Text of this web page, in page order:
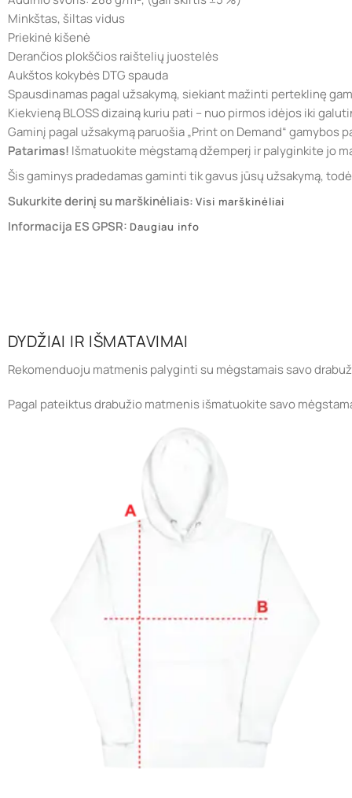
Minkštas, šiltas vidus
Priekinė kišenė
Derančios plokščios raištelių juostelės
Aukštos kokybės DTG spauda
Spausdinamas pagal užsakymą, siekiant mažinti perteklinę
Kiekvieną BLOSS dizainą kuriu pati – nuo pirmos idėjos iki
Gaminį pagal užsakymą paruošia „Print on Demand“ gamybos
Patarimas! Išmatuokite mėgstamą džemperį ir palyginkite jo
Šis gaminys pradedamas gaminti tik gavus jūsų užsakymą,
Sukurkite derinį su marškinėliais: Visi marškinėliai
Informacija ES GPSR: Daugiau info
DYDŽIAI IR IŠMATAVIMAI
Rekomenduoju matmenis palyginti su mėgstamais savo
Pagal pateiktus drabužio matmenis išmatuokite savo